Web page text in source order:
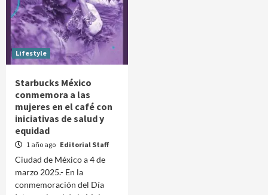
Lifestyle
Starbucks México
conmemora a las
mujeres en el café con
iniciativas de salud y
equidad
1 año ago Editorial Staff
Ciudad de México a 4 de
marzo 2025.- En la
conmemoración del Día